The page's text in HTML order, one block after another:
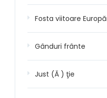
Fosta viitoare Europă
Gânduri frânte
Just (Ă ) ţie